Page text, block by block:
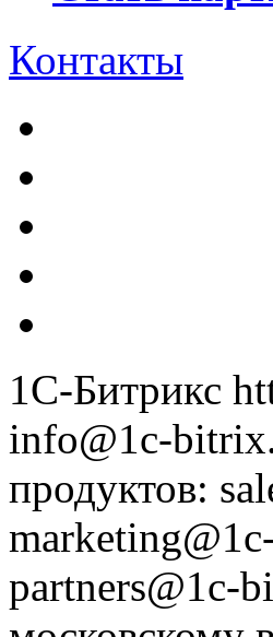
Контакты
1С-Битрикс
info@1c-
продуктов:
partners@1c-